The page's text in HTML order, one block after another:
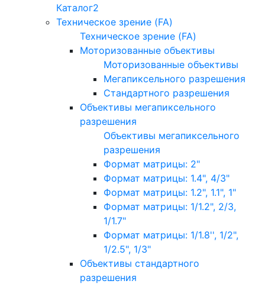
Каталог2
Техническое зрение (FA)
Техническое зрение (FA)
Моторизованные объективы
Моторизованные объективы
Мегапиксельного разрешения
Стандартного разрешения
Объективы мегапиксельного
разрешения
Объективы мегапиксельного
разрешения
Формат матрицы: 2"
Формат матрицы: 1.4", 4/3"
Формат матрицы: 1.2", 1.1", 1"
Формат матрицы: 1/1.2", 2/3,
1/1.7"
Формат матрицы: 1/1.8'', 1/2",
1/2.5", 1/3"
Объективы стандартного
разрешения